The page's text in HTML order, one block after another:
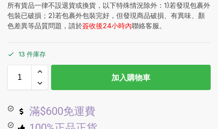
所有貨品一律不設退貨或換貨，以下特殊情況除外：1)若發現包裹外
包裝已破損；2)若包裹外包裝完好，但發現商品破損、有異味、顏
色差異等品質問題，請於簽收後24小時內聯絡客服。
13 件庫存
加入購物車
滿$600免運費